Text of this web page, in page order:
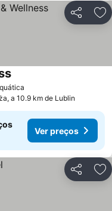
Partilhar
Ver preços
a 10.9 km de Lublin
Ver preços
Partilhar